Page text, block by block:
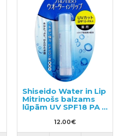
Shiseido Water in Lip
Mitrinošs balzams
lūpām UV SPF18 PA +
12.00€